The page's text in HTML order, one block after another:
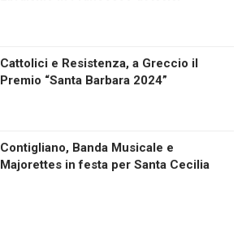
Cattolici e Resistenza, a Greccio il
Premio “Santa Barbara 2024”
Contigliano, Banda Musicale e
Majorettes in festa per Santa Cecilia